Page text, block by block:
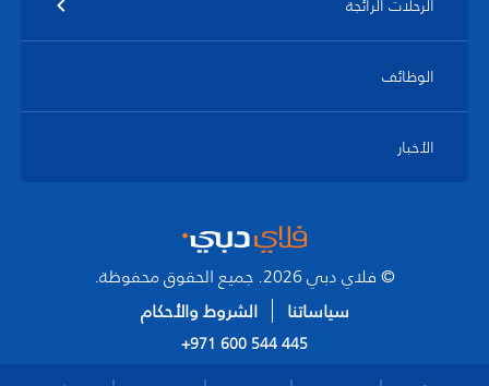
الرحلات الرائجة
الوظائف
الأخبار
© فلاي دبي 2026. جميع الحقوق محفوظة.
سياساتنا
الشروط والأحكام
+971 600 544 445